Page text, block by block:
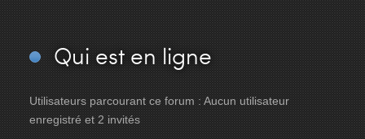
Qui est en ligne
Utilisateurs parcourant ce forum : Aucun utilisateur
enregistré et 2 invités